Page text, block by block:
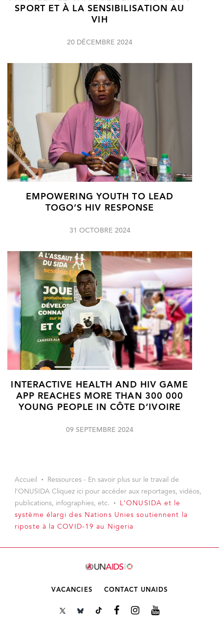
SPORT ET À LA SENSIBILISATION AU
VIH
20 DÉCEMBRE 2024
EMPOWERING YOUTH TO LEAD
TOGO’S HIV RESPONSE
31 OCTOBRE 2024
INTERACTIVE HEALTH AND HIV GAME
APP REACHES MORE THAN 300 000
YOUNG PEOPLE IN CÔTE D’IVOIRE
09 SEPTEMBRE 2024
Accueil
Ressources - En savoir plus sur le travail de
l’ONUSIDA Cliquez ici pour accéder aux reportages, vidéos,
publications, infographies, etc.
L’ONUSIDA et le
système élargi des Nations Unies soutiennent la
riposte à la COVID-19 au Nigeria
VACANCIES CONTACT UNAIDS